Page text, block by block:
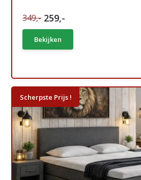
349,- 259,-
Bekijken
Scherpste Prijs !